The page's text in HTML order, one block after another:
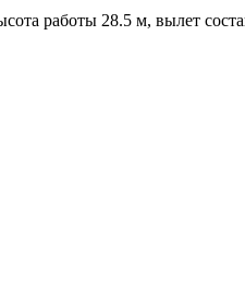
работы 28.5 м, вылет